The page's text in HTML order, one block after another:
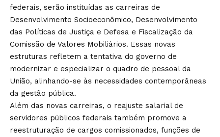
federais, serão instituídas as carreiras de
Desenvolvimento Socioeconômico, Desenvolvimento
das Políticas de Justiça e Defesa e Fiscalização da
Comissão de Valores Mobiliários. Essas novas
estruturas refletem a tentativa do governo de
modernizar e especializar o quadro de pessoal da
União, alinhando-se às necessidades contemporâneas
da gestão pública.
Além das novas carreiras, o reajuste salarial de
servidores públicos federais também promove a
reestruturação de cargos comissionados, funções de